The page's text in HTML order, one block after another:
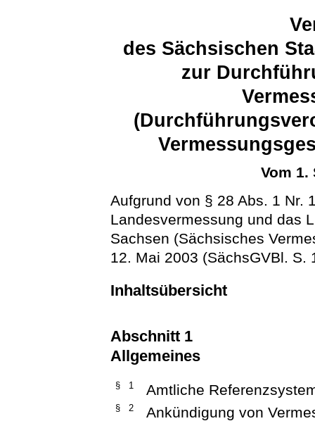
des Sächsischen
zur
Vom 1.
Aufgrund von § 28 Abs. 1 Nr.
Landesvermessung und das
Sachsen (Sächsisches
12. Mai 2003 (SächsGVBl. S.
Inhaltsübersicht
Abschnitt 1
Allgemeines
§ 1 Amtliche
§ 2 Ankündigung von